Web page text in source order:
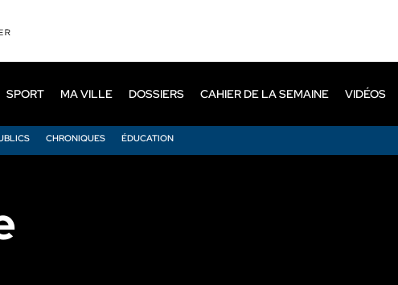
CHRONIQUES ÉDUCATION
SPORT MA VILLE DOSSIERS CAHIER DE LA SEMAINE VIDÉOS